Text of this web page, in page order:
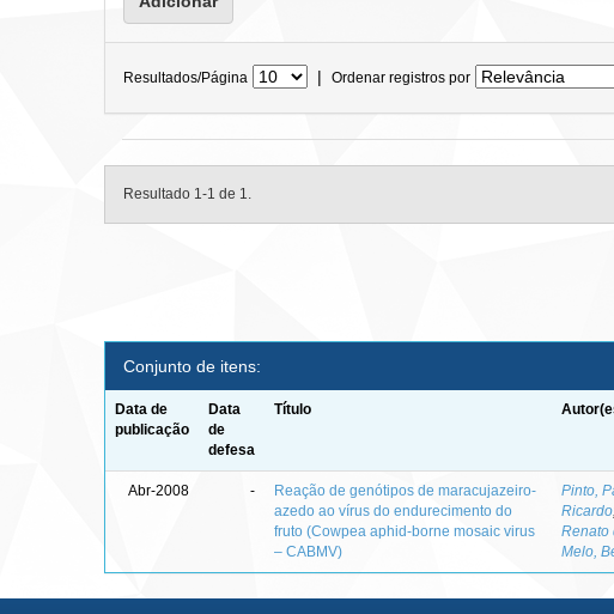
Resultados/Página | Ordenar registros por
Resultado 1-1 de 1.
Conjunto de itens:
Data de
publicação
Data
de
defesa
Título
Abr-2008 -
Reação de genótipos de maracujazeiro-
azedo ao vírus do endurecimento do
fruto (Cowpea aphid-borne mosaic virus
– CABMV)
Pinto,
Ricardo
Renato
Melo,